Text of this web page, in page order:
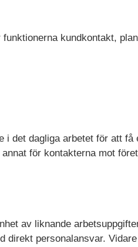
kundkontakt,
i det dagliga arbetet för att få
för kontakterna mot
av liknande
direkt personalansvar.